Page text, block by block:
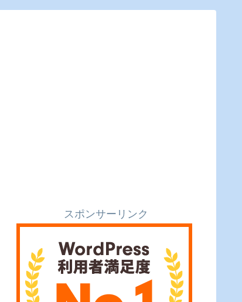
スポンサーリンク